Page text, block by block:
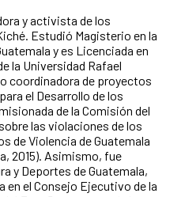
y activista de los
Estudió Magisterio en la
y es Licenciada en
la Universidad Rafael
coordinadora de proyectos
el Desarrollo de los
de la Comisión del
las violaciones de los
de Violencia de Guatemala
2015). Asimismo, fue
y Deportes de Guatemala,
en el Consejo Ejecutivo de la